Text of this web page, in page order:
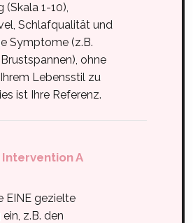
(Skala 1-10),
Schlafqualität und
Symptome (z.B.
ohne
Lebensstil zu
ist Ihre Referenz.
Intervention A
EINE gezielte
z.B. den